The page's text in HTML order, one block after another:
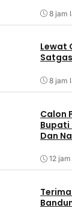
8 jam
Lewat
8 jam
Calon
Bupati
Dan
12